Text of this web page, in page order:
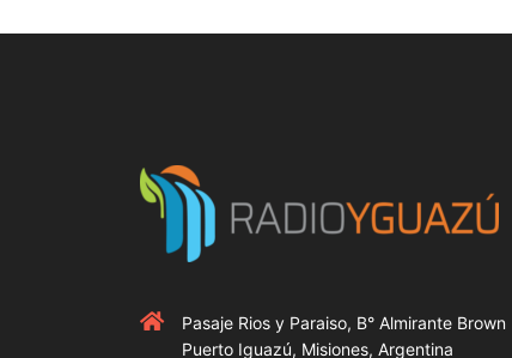
Pasaje Rios y Paraiso, B° Almirante Brown
Puerto Iguazú, Misiones, Argentina